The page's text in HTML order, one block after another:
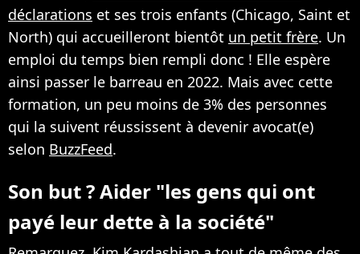
déclarations et ses trois enfants (Chicago, Saint et
North) qui accueilleront bientôt un petit frère. Un
emploi du temps bien rempli donc ! Elle espère
ainsi passer le barreau en 2022. Mais avec cette
formation, un peu moins de 3% des personnes
qui la suivent réussissent à devenir avocat(e)
selon BuzzFeed.
Son but ? Aider "les gens qui ont
payé leur dette à la société"